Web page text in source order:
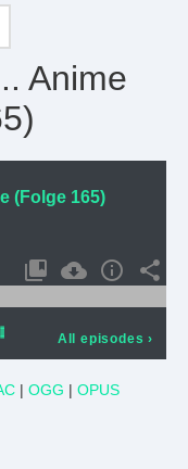
Anime
(Folge 165)
All episodes ›
| OGG | OPUS